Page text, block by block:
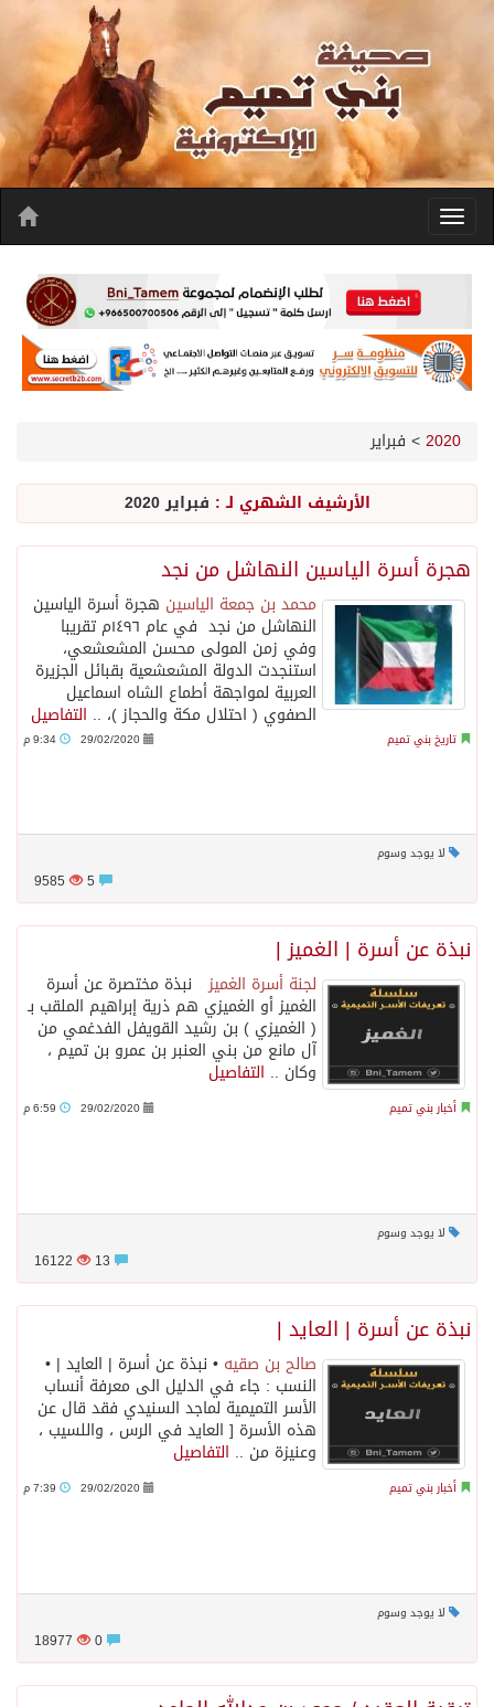
2020
> فبراير
الأرشيف الشهري لـ : فبراير 2020
هجرة أسرة الياسين النهاشل من نجد
محمد بن جمعة الياسين ‏هجرة أسرة الياسين
النهاشل من نجد في عام ١٤٩٦م تقريبا
وفي زمن المولى محسن المشعشعي،
استنجدت الدولة المشعشعية بقبائل الجزيرة
العربية لمواجهة أطماع الشاه اسماعيل
الصفوي ( احتلال مكة والحجاز )، .. التفاصيل
تاريخ بني تميم 29/02/2020
لا يوجد وسوم
9585
نبذة عن أسرة | الغميز |
لجنة أسرة الغميزنبذة مختصرة عن أسرة
الغميز أو الغميزي هم ذرية إبراهيم الملقب بـ
( الغميزي ) بن رشيد القويفل الفدغمي من
آل مانع من بني العنبر بن عمرو بن تميم ،
وكان .. التفاصيل
أخبار بني تميم 29/02/2020
لا يوجد وسوم
16122
نبذة عن أسرة | العايد |
صالح بن صقيه • نبذة عن أسرة | العايد | •
النسب : جاء في الدليل الى معرفة أنساب
الأسر التميمية لماجد السنيدي فقد قال عن
هذه الأسرة [ العايد في الرس ، واللسيب ،
وعنيزة من .. التفاصيل
أخبار بني تميم 29/02/2020
لا يوجد وسوم
18977